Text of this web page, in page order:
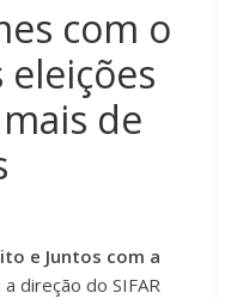
com o
eleições
de
e Juntos com a
direção do SIFAR